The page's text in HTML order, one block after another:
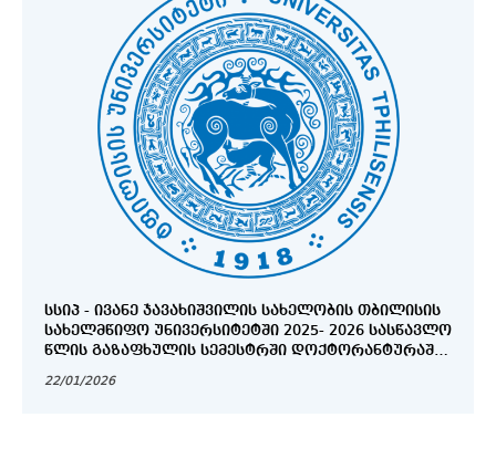
ᲡᲡᲘᲞ - ᲘᲕᲐᲜᲔ ᲯᲐᲕᲐᲮᲘᲨᲕᲘᲚᲘᲡ ᲡᲐᲮᲔᲚᲝᲑᲘᲡ ᲗᲑᲘᲚᲘᲡᲘᲡ
ᲡᲐᲮᲔᲚᲛᲬᲘᲤᲝ ᲣᲜᲘᲕᲔᲠᲡᲘᲢᲔᲢᲨᲘ 2025- 2026 ᲡᲐᲡᲬᲐᲕᲚᲝ
ᲬᲚᲘᲡ ᲒᲐᲖᲐᲤᲮᲣᲚᲘᲡ ᲡᲔᲛᲔᲡᲢᲠᲨᲘ ᲓᲝᲥᲢᲝᲠᲐᲜᲢᲣᲠᲐᲨᲘ
ᲓᲝᲙᲣᲛᲔᲜᲢᲔᲑᲘᲡ ᲜᲣᲡᲮᲘᲡ ᲒᲐᲜᲡᲐᲖᲦᲕᲠᲘᲡ ᲨᲔᲡᲐᲮᲔᲑ
22/01/2026